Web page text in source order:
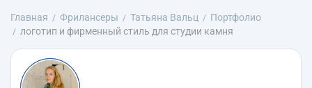
Главная Фрилансеры Татьяна Вальц
Портфолио
логотип и фирменный стиль для студии камня